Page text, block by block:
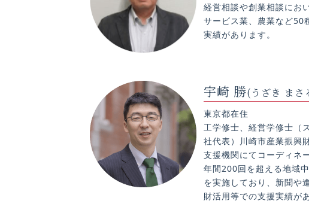
経営相談や創業相談にお
サービス業、農業など50
実績があります。
宇崎 勝(うざき まさ
東京都在住
工学修士、経営学修士（
社代表）川崎市産業振興
支援機関にてコーディネ
年間200回を超える地域
を実施しており、新聞や
財活用等での支援実績が